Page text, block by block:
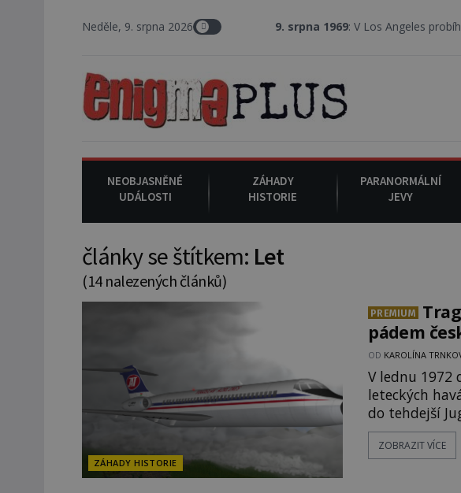
Neděle, 9. srpna 20269. srpna 1969 : V Los Angeles probíhá vražedné
NEOBJASNĚNÉ
UDÁLOSTI
ZÁHADY
HISTORIE
PARANORMÁLNÍ
JEVY
články se štítkem: Let
(14 nalezených článků)
ZÁHADY HISTORIE
PREMIUM
pádem
OD KAROLÍNA
V lednu 1972
leteckých
do tehdejší
zřítí k zemi.
kolem České
ZOBRAZIT VÍCE